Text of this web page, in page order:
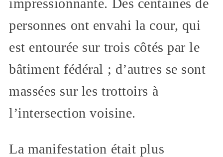
impressionnante. Des centaines de
personnes ont envahi la cour, qui
est entourée sur trois côtés par le
bâtiment fédéral ; d’autres se sont
massées sur les trottoirs à
l’intersection voisine.
La manifestation était plus